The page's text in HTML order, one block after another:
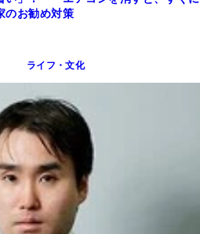
のお勧め対策
ライフ・文化